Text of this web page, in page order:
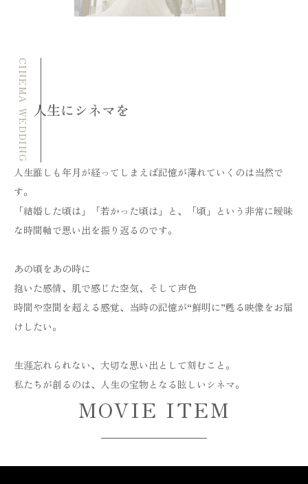
CINEMA WEDDING 人生にシネマを
人生誰しも年月が経ってしまえば記憶が薄れていくのは当然で
す。
「結婚した頃は」「若かった頃は」と、「頃」という非常に曖昧
な時間軸で思い出を振り返るのです。
あの頃をあの時に
抱いた感情、肌で感じた空気、そして声色
時間や空間を超える感覚、当時の記憶が“鮮明に”甦る映像をお届
けしたい。
生涯忘れられない、大切な思い出として刻むこと。
私たちが創るのは、人生の宝物となる眩しいシネマ。
MOVIE ITEM